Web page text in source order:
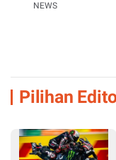
NEWS
Pilihan